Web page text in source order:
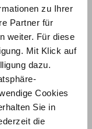
zu Ihrer
Partner für
weiter. Für diese
Mit Klick auf
dazu.
Cookies
Sie in
die